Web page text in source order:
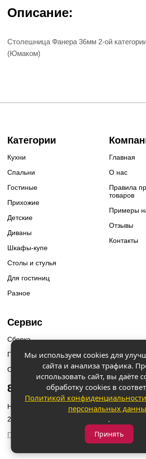
Описание:
Столешница Фанера 36мм 2-ой
(Юмаком)
Категории
Кухни
Спальни
Гостиные
Прихожие
Детские
Диваны
Шкафы-купе
Столы и стулья
Для гостиниц
Разное
Главная
О нас
Правила
товаров
Примеры
Отзывы
Контакты
Сервис
Сборка
Гарантии
Оплата и доставка
8 (918) 087-12-00
Наш адрес: г. Краснодар, ул. Бородинская
2023 © «Мебель 2x2» Все права защищены
Политика конфиденциальности
Мы используем cookies для
сайта и анализа трафика.
использовать сайт, вы даёте
обработку cookies в
Политикой
персональных
.
Принять